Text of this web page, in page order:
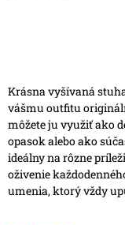
Krásna vyšívaná
vášmu outfitu
môžete ju využiť ako
opasok alebo ako
ideálny na rôzne
oživenie
umenia, ktorý vždy